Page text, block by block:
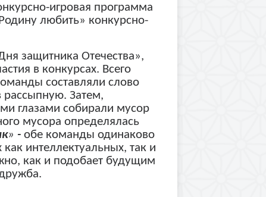
игровая программа
любить» конкурсно-
защитника Отечества»,
в конкурсах. Всего
составляли слово
Затем,
глазами собирали мусор
мусора определялась
» - обе команды одинаково
интеллектуальных, так и
как и подобает будущим